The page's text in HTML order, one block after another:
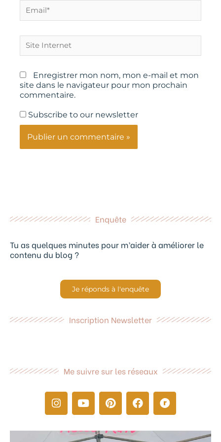
Internet
Enregistrer mon nom, mon e-mail et mon
site dans le navigateur pour mon prochain
commentaire.
Subscribe to our newsletter
Enquête
Tu as quelques minutes pour m’aider à améliorer le
contenu du blog ?
Je réponds à l'enquête
Inscription Newsletter
Me suivre sur les réseaux
I
n
s
t
Y
o
u
t
u
P
i
n
t
e
F
a
c
e
b
R
a
v
e